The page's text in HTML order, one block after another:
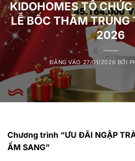
KIDOHOMES TỔ
LỄ BỐC THĂM TRÚNG
2026
ĐĂNG VÀO 27/01/2026 BỞI
Chương trình “ƯU ĐÃI NGẬP
ẤM SANG”